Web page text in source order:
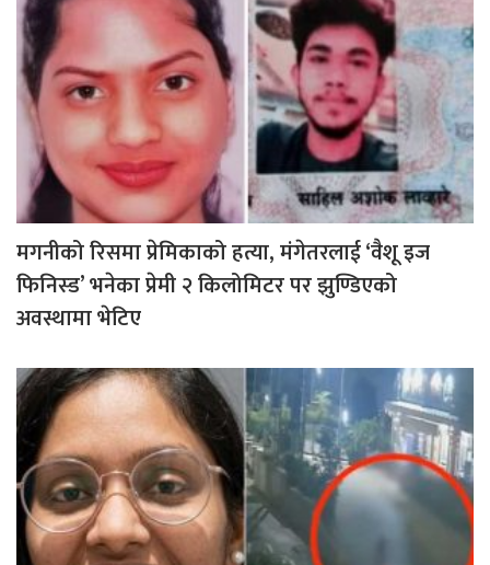
मगनीको रिसमा प्रेमिकाको हत्या, मंगेतरलाई ‘वैशू इज
फिनिस्ड’ भनेका प्रेमी २ किलोमिटर पर झुण्डिएको
अवस्थामा भेटिए